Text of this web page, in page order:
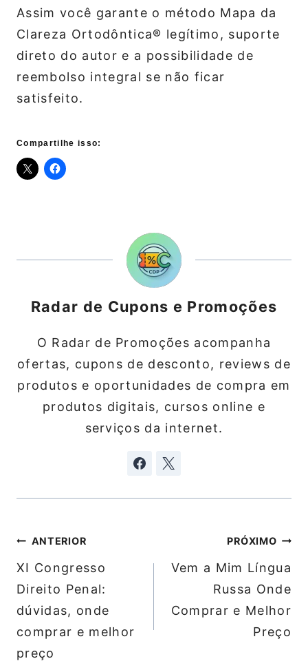
Assim você garante o método Mapa da
Clareza Ortodôntica® legítimo, suporte
direto do autor e a possibilidade de
reembolso integral se não ficar
satisfeito.
Compartilhe isso:
Radar de Cupons e Promoções
O Radar de Promoções acompanha
ofertas, cupons de desconto, reviews de
produtos e oportunidades de compra em
produtos digitais, cursos online e
serviços da internet.
Navegação
de
Post
ANTERIOR
XI Congresso
Direito Penal:
dúvidas, onde
comprar e melhor
preço
PRÓXIMO
Vem a Mim Língua
Russa Onde
Comprar e Melhor
Preço